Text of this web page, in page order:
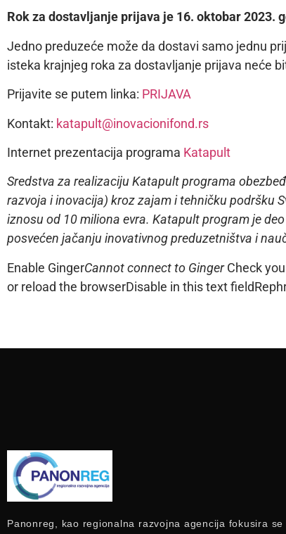
Rok za dostavljanje prijava je 16. oktobar 2023.
Jedno preduzeće može da dostavi samo jednu
isteka krajnjeg roka za dostavljanje prijava neće
Prijavite se putem linka: PRIJAVA
Kontakt: katapult@inovacionifond.rs
Internet prezentacija programa Katapult
Sredstva za realizaciju Katapult programa
razvoja i inovacija) kroz zajam i tehničku podršku
iznosu od 10 miliona evra. Katapult program je
posvećen jačanju inovativnog preduzetništva i
Enable GingerCannot connect to GingerCheck
or reload the browserDisable in this text
Panonreg, kao regionalna razvojna agencija fokusira